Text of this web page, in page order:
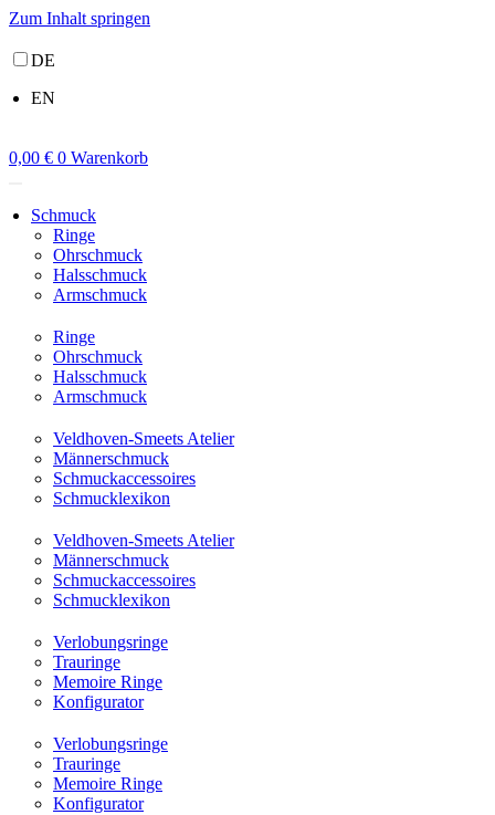
Zum Inhalt springen
DE
EN
0,00 € 0 Warenkorb
Schmuck
Ringe
Ohrschmuck
Halsschmuck
Armschmuck
Ringe
Ohrschmuck
Halsschmuck
Armschmuck
Veldhoven-Smeets Atelier
Männerschmuck
Schmuckaccessoires
Schmucklexikon
Veldhoven-Smeets Atelier
Männerschmuck
Schmuckaccessoires
Schmucklexikon
Verlobungsringe
Trauringe
Memoire Ringe
Konfigurator
Verlobungsringe
Trauringe
Memoire Ringe
Konfigurator